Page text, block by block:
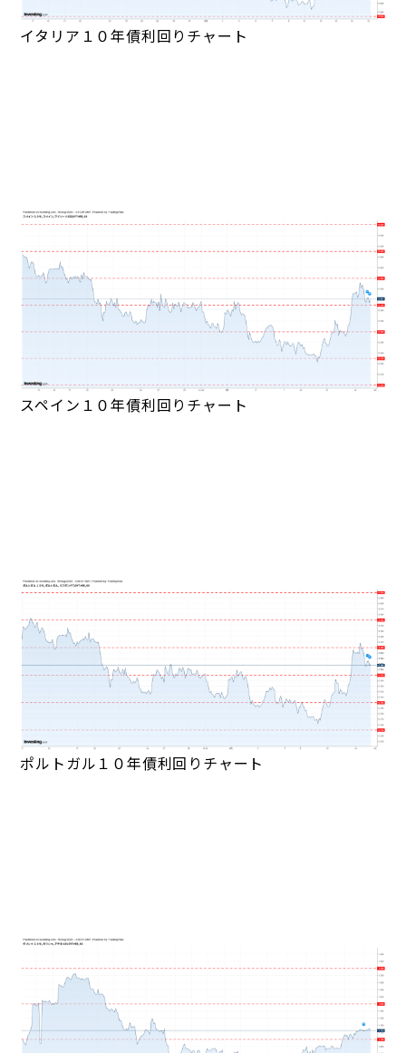
イタリア１０年債利回りチャート
スペイン１０年債利回りチャート
ポルトガル１０年債利回りチャート